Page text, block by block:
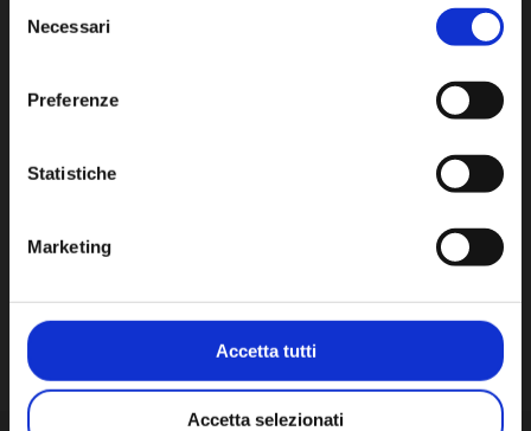
delNecessari
Preferenze
Statistiche
Marketing
Accetta tutti
Accetta selezionati
Lounges Karlsruhe 2026: il contributo di AM al programma scientifico